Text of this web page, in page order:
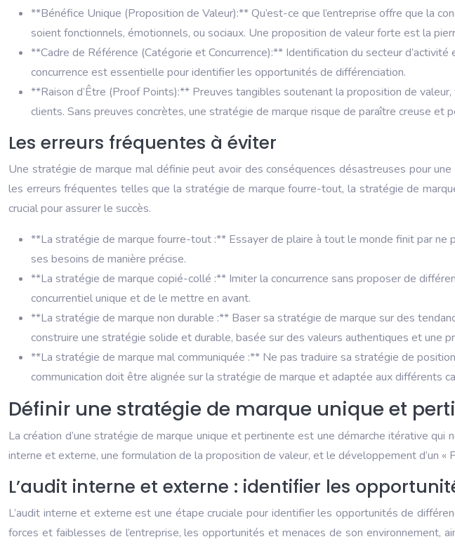
**Bénéfice Unique (Proposition de Valeur):** Qu’est-ce que l’entreprise offre que la
soient fonctionnels, émotionnels, ou sociaux. Une proposition de valeur forte est la
**Cadre de Référence (Catégorie et Concurrence):** Identification du secteur
concurrence est essentielle pour identifier les opportunités de différenciation.
**Raison d’Être (Proof Points):** Preuves tangibles soutenant la proposition de
clients. Sans preuves concrètes, une stratégie de marque risque de paraître creuse et
Les erreurs fréquentes à éviter
Une stratégie de marque mal définie peut avoir des conséquences désastreuses pour
les erreurs fréquentes telles que la stratégie de marque fourre-tout, la stratégie de
crucial pour assurer le succès.
**La stratégie de marque fourre-tout :** Essayer de plaire à tout le monde finit par
ses besoins de manière précise.
**La stratégie de marque copié-collé :** Imiter la concurrence sans proposer de
concurrentiel unique et de le mettre en avant.
**La stratégie de marque non durable :** Baser sa stratégie de marque sur des
construire une stratégie solide et durable, basée sur des valeurs authentiques et une
**La stratégie de marque mal communiquée :** Ne pas traduire sa stratégie de
communication doit être alignée sur la stratégie de marque et adaptée aux différents
Définir une stratégie de marque unique et
La création d’une stratégie de marque unique et pertinente est une démarche itérative
interne et externe, une formulation de la proposition de valeur, et le développement d’un
L’audit interne et externe : identifier les
L’audit interne et externe est une étape cruciale pour identifier les opportunités de
forces et faiblesses de l’entreprise, les opportunités et menaces de son